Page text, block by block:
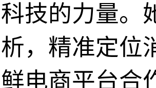
技的力量。
，精准定位
电商平台合